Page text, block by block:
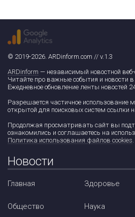
© 2019-2026. ARDinform.com // v.1.3
ARDinform — независимый новостной
Читайте про важные события и новости
Ежедневное обновление ленты новостей
Разрешается частичное использование
открытой для поисковых систем ссылки
Продолжая просматривать сайт вы
ознакомились и соглашаетесь на
Политика использования файлов cookies.
Новости
Главная
Общество
Здоровье
Наука